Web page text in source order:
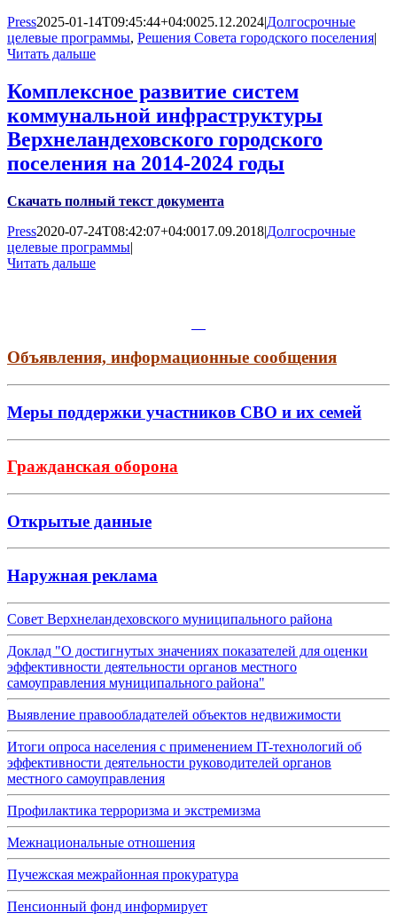
Press2025-01-14T09:45:44+04:0025.12.2024|Долгосрочные
целевые программы, Решения Совета городского поселения|
Читать дальше
Комплексное развитие систем
коммунальной инфраструктуры
Верхнеландеховского городского
поселения на 2014-2024 годы
Скачать полный текст документа
Press2020-07-24T08:42:07+04:0017.09.2018|Долгосрочные
целевые программы|
Читать дальше
Объявления, информационные сообщения
Меры поддержки участников СВО и их семей
Гражданская оборона
Открытые данные
Наружная реклама
Совет Верхнеландеховского муниципального района
Доклад "О достигнутых значениях показателей для оценки
эффективности деятельности органов местного
самоуправления муниципального района"
Выявление правообладателей объектов недвижимости
Итоги опроса населения с применением IT-технологий об
эффективности деятельности руководителей органов
местного самоуправления
Профилактика терроризма и экстремизма
Межнациональные отношения
Пучежская межрайонная прокуратура
Пенсионный фонд информирует